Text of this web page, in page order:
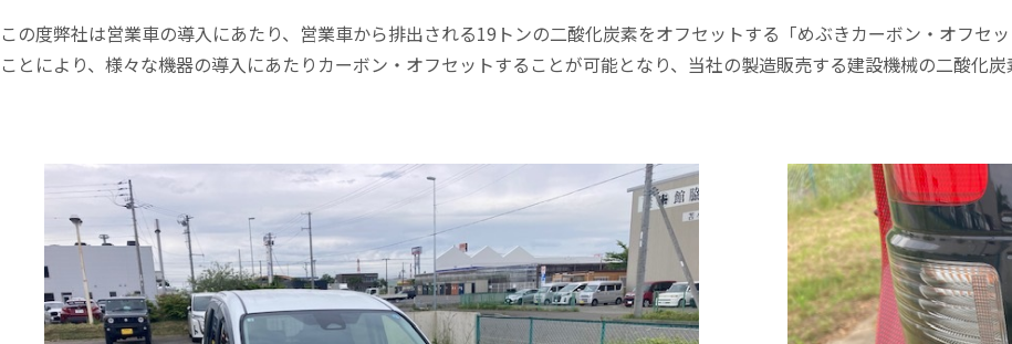
この度弊社は営業車の導入にあたり、営業車から排出される19トンの二酸化炭素をオフセットする「めぶきカーボン・オフセ
ことにより、様々な機器の導入にあたりカーボン・オフセットすることが可能となり、当社の製造販売する建設機械の二酸化炭